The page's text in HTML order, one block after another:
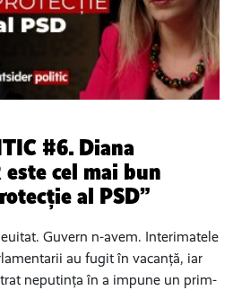
#6. Diana
cel mai bun
al PSD”
Guvern n-avem. Interimatele
au fugit în vacanță, iar
neputința în a impune un prim-